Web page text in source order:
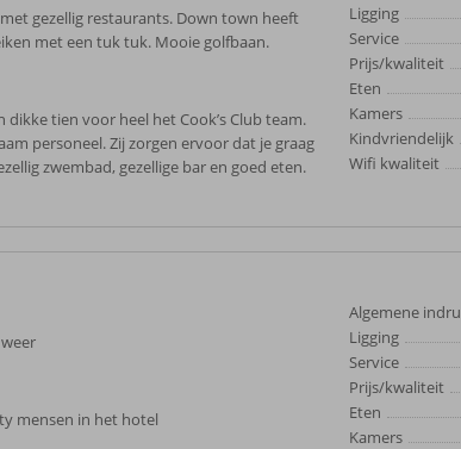
gezellig restaurants. Down town heeft
met een tuk tuk. Mooie golfbaan.
dikke tien voor heel het Cook’s Club team.
personeel. Zij zorgen ervoor dat je graag
zwembad, gezellige bar en goed eten.
Ligging
Service
Prijs/kwaliteit
Eten
Kamers
Kindvriendelijk
Wifi kwaliteit
mensen in het hotel
Algemene
Ligging
Service
Prijs/kwaliteit
Eten
Kamers